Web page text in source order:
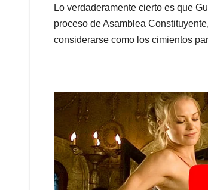
Lo verdaderamente cierto es que
proceso de Asamblea
considerarse como los cimientos